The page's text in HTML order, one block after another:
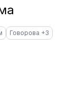
Говорова +3